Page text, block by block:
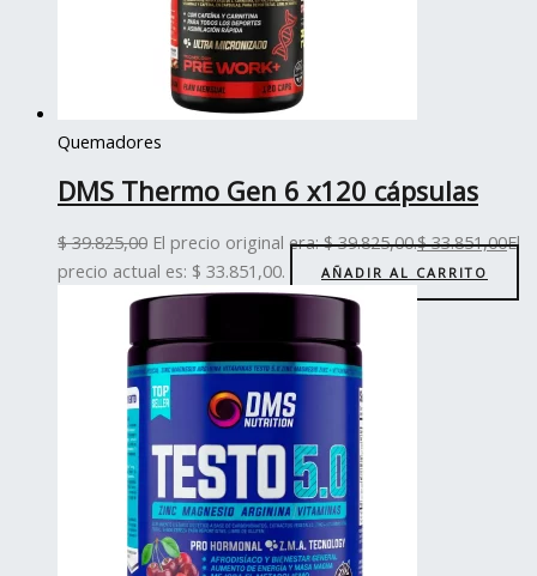
Quemadores
DMS Thermo Gen 6 x120 cápsulas
$39.825,00 El precio original era: $ 39.825,00.$33.851,00El
precio actual es: $ 33.851,00.
AÑADIR AL CARRITO